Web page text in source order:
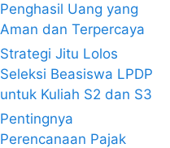
Penghasil Uang yang
Aman dan Terpercaya
Strategi Jitu Lolos
Seleksi Beasiswa LPDP
untuk Kuliah S2 dan S3
Pentingnya
Perencanaan Pajak